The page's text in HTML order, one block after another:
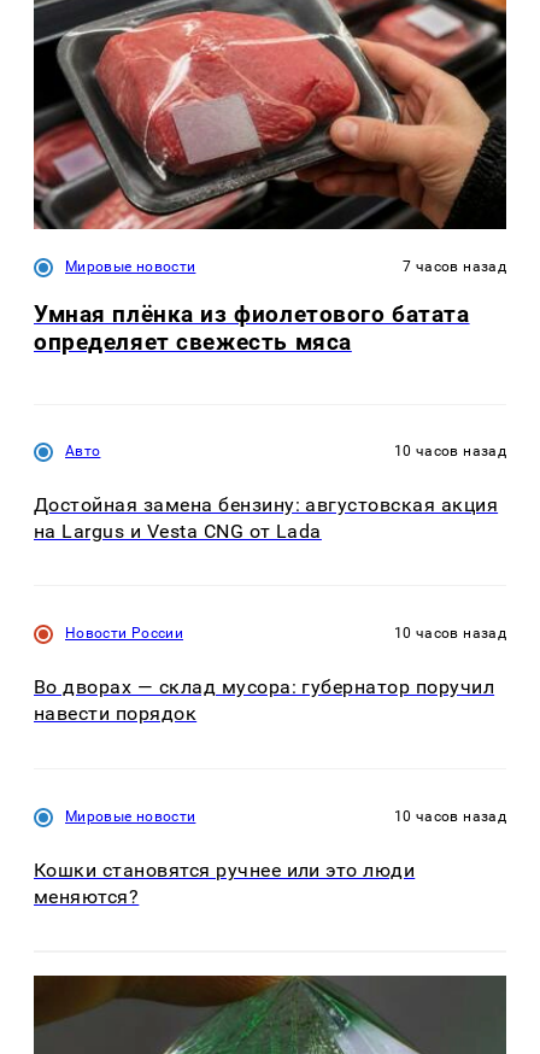
Мировые новости 7 часов назад
Умная плёнка из фиолетового батата
определяет свежесть мяса
Авто 10 часов назад
Достойная замена бензину: августовская акция
на Largus и Vesta CNG от Lada
Новости России 10 часов назад
Во дворах — склад мусора: губернатор поручил
навести порядок
Мировые новости 10 часов назад
Кошки становятся ручнее или это люди
меняются?